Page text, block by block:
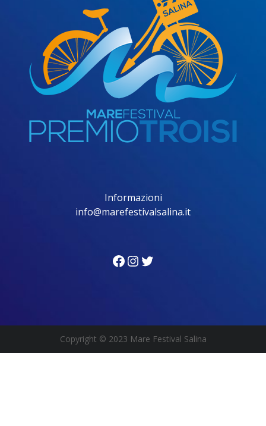
Informazioni
info@marefestivalsalina.it
Facebook InstagramTwitter
Copyright © 2023 Mare Festival Salina